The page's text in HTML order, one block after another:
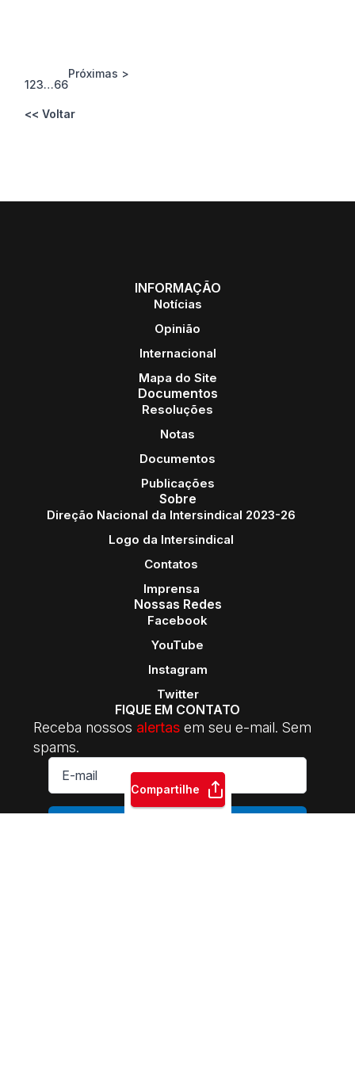
Compartilhe
1 23…66
Próximas >
<< Voltar
INFORMAÇÃO
Notícias
Opinião
Internacional
Mapa do Site
Documentos
Resoluções
Notas
Documentos
Publicações
Sobre
Direção Nacional da Intersindical 2023-26
Logo da Intersindical
Contatos
Imprensa
Nossas Redes
Facebook
YouTube
Instagram
Twitter
FIQUE EM CONTATO
Receba nossos alertas em seu e-mail. Sem
spams.
E-
mail
*